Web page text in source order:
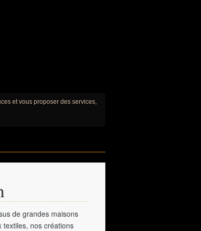
et vous proposer des services,
de grandes maisons
nos créations